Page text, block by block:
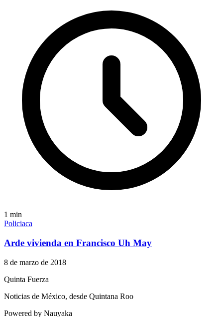
1 min
Policiaca
Arde vivienda en Francisco Uh May
8 de marzo de 2018
Quinta Fuerza
Noticias de México, desde Quintana Roo
Powered by Nauyaka